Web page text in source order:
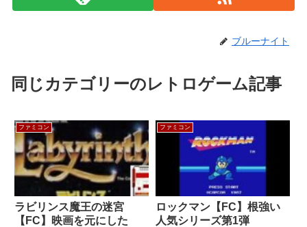
ブルーナイト
同じカテゴリーのレトロゲーム記事
ファミコン
ラビリンス魔王の迷宮
【FC】映画を元にした
ファミコン
ロックマン【FC】根強い
人気シリーズ第1弾